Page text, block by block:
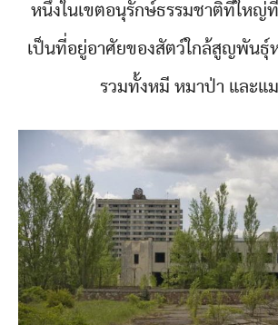
หนึ่งในเขตอนุรักษ์ธรรมชาติที่ใหญ่
เป็นที่อยู่อาศัยของสัตว์ใกล้สูญพันธุ์
รวมทั้งหมี หมาป่า และแ